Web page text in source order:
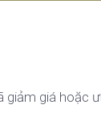
giá hoặc